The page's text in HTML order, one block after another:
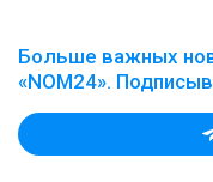
Больше важных
«NOM24».